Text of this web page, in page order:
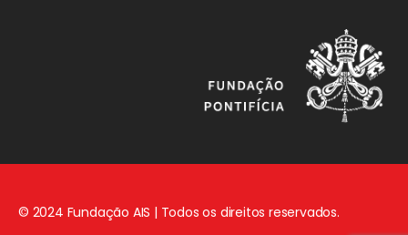
© 2024 Fundação AIS | Todos os direitos reservados.